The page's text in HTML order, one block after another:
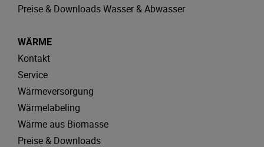
Preise & Downloads Wasser & Abwasser
WÄRME
Kontakt
Service
Wärmeversorgung
Wärmelabeling
Wärme aus Biomasse
Preise & Downloads